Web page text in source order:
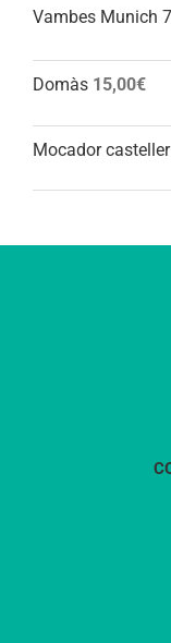
Vambes Munich
Domàs 15,00€
Mocador casteller